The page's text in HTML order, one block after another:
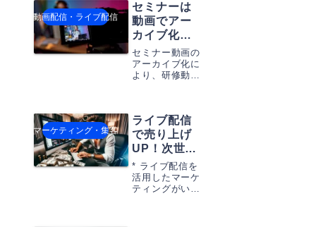
動画配信・ライブ配信
セミナーは
動画でアー
カイブ化！
研修動画を
資産化しま
しょう！
セミナー動画の
アーカイブ化に
より、研修動画
す。ツールをを
使ったアーカイ
ブ化の方法、動
画の効果的な活
用例、メリット
とデメリットを
含む全方位ガイ
マーケティング・集客
ライブ配信
で売り上げ
UP！次世代
マーケティ
ング戦略を
考えよう
* ライブ配信を
活用したマーケ
ティングがいか